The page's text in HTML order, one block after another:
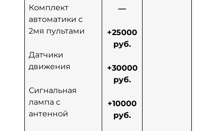
Комплект
автоматики с
2мя пультами
Датчики
движения
Сигнальная
лампа с
антенной
—
+25000
руб.
+30000
руб.
+10000
руб.